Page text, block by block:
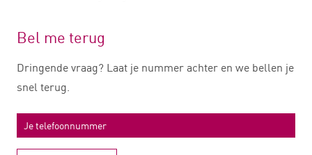
Bel me terug
Dringende vraag? Laat je nummer achter en we bellen je
snel terug.